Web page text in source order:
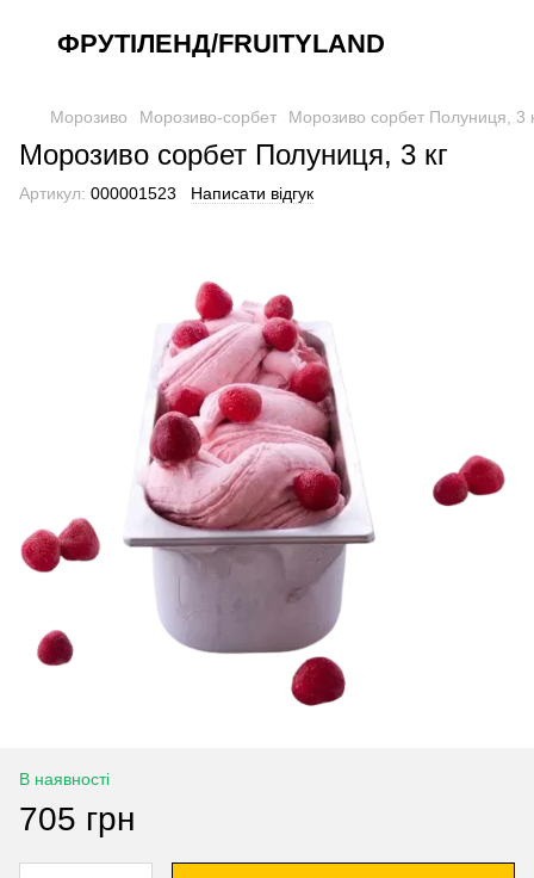
ФРУТІЛЕНД/FRUITYLAND
Морозиво Морозиво-сорбет Морозиво сорбет Полуниця, 3
Морозиво сорбет Полуниця, 3 кг
Артикул: 000001523 Написати відгук
В наявності
705 грн